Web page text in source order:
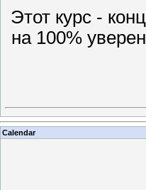
Этот курс -
на 100%
Calendar